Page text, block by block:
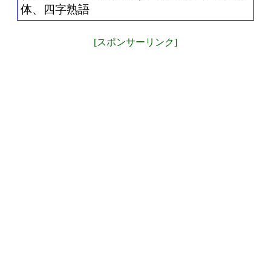
体、四字熟語
[スポンサーリンク]